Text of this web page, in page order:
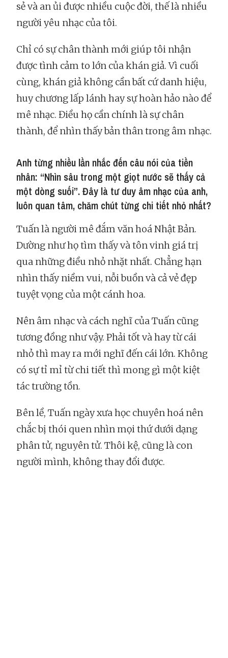
sẻ và an ủi được nhiều cuộc đời, thế là nhiều
người yêu nhạc của tôi.
Chỉ có sự chân thành mới giúp tôi nhận
được tình cảm to lớn của khán giả. Vì cuối
cùng, khán giả không cần bất cứ danh hiệu,
huy chương lấp lánh hay sự hoàn hảo nào để
mê nhạc. Điều họ cần chính là sự chân
thành, để nhìn thấy bản thân trong âm nhạc.
Anh từng nhiều lần nhắc đến câu nói của tiền
nhân: “Nhìn sâu trong một giọt nước sẽ thấy cả
một dòng suối”. Đây là tư duy âm nhạc của anh,
luôn quan tâm, chăm chút từng chi tiết nhỏ nhất?
Tuấn là người mê đắm văn hoá Nhật Bản.
Dường như họ tìm thấy và tôn vinh giá trị
qua những điều nhỏ nhặt nhất. Chẳng hạn
nhìn thấy niềm vui, nỗi buồn và cả vẻ đẹp
tuyệt vọng của một cánh hoa.
Nên âm nhạc và cách nghĩ của Tuấn cũng
tương đồng như vậy. Phải tốt và hay từ cái
nhỏ thì may ra mới nghĩ đến cái lớn. Không
có sự tỉ mỉ từ chi tiết thì mong gì một kiệt
tác trường tồn.
Bên lề, Tuấn ngày xưa học chuyên hoá nên
chắc bị thói quen nhìn mọi thứ dưới dạng
phân tử, nguyên tử. Thôi kệ, cũng là con
người mình, không thay đổi được.